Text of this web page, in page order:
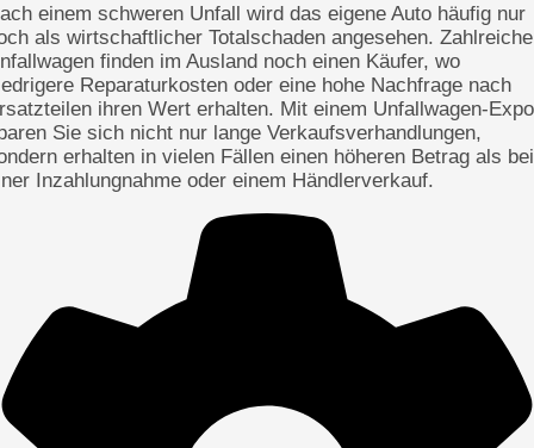
einem schweren Unfall wird das eigene Auto häufig nur
als wirtschaftlicher Totalschaden angesehen. Zahlreiche
finden im Ausland noch einen Käufer, wo
Reparaturkosten oder eine hohe Nachfrage nach
ihren Wert erhalten. Mit einem Unfallwagen-
Sie sich nicht nur lange Verkaufsverhandlungen,
erhalten in vielen Fällen einen höheren Betrag als bei
Inzahlungnahme oder einem Händlerverkauf.